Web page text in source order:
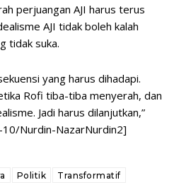
perjuangan AJI harus terus
AJI tidak boleh kalah
tidak suka.
yang harus dihadapi.
Rofi tiba-tiba menyerah, dan
Jadi harus dilanjutkan,”
10/Nurdin-NazarNurdin2]
Politik Transformatif